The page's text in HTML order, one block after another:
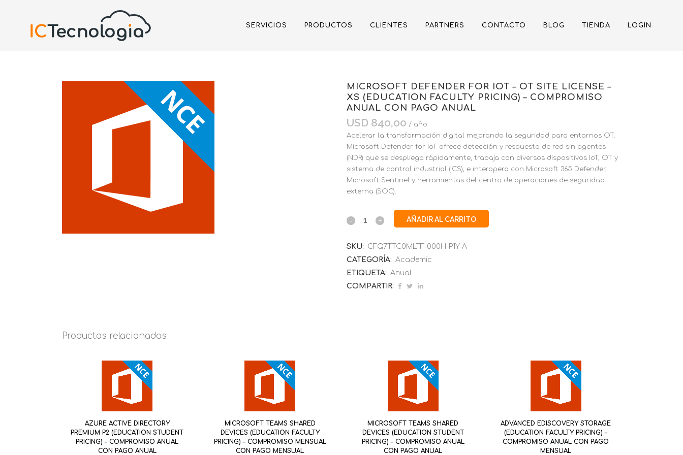
SERVICIOS PRODUCTOS CLIENTES PARTNERS CONTACTO BLOG TIENDA LOGIN
MICROSOFT DEFENDER FOR IOT – OT SITE LICENSE –
XS (EDUCATION FACULTY PRICING) – COMPROMISO
ANUAL CON PAGO ANUAL
USD 840,00 / año
Acelerar la transformación digital mejorando la seguridad para entornos OT.
Microsoft Defender for IoT ofrece detección y respuesta de red sin agentes
(NDR) que se despliega rápidamente, trabaja con diversos dispositivos IoT, OT y
sistema de control industrial (ICS), e interopera con Microsoft 365 Defender,
Microsoft Sentinel y herramientas del centro de operaciones de seguridad
externa (SOC).
AÑADIR AL CARRITO
SKU: CFQ7TTC0MLTF-000H-P1Y-A
CATEGORÍA: Academic
ETIQUETA: Anual
COMPARTIR:
Productos relacionados
AZURE ACTIVE DIRECTORY
PREMIUM P2 (EDUCATION STUDENT
PRICING) – COMPROMISO ANUAL
CON PAGO ANUAL
MICROSOFT TEAMS SHARED
DEVICES (EDUCATION FACULTY
PRICING) – COMPROMISO MENSUAL
CON PAGO MENSUAL
MICROSOFT TEAMS SHARED
DEVICES (EDUCATION STUDENT
PRICING) – COMPROMISO ANUAL
CON PAGO ANUAL
ADVANCED EDISCOVERY STORAGE
(EDUCATION FACULTY PRICING) –
COMPROMISO ANUAL CON PAGO
MENSUAL